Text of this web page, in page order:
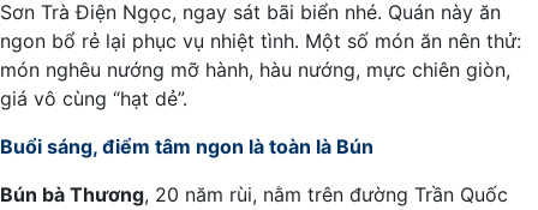
Sơn Trà Điện Ngọc, ngay sát bãi biển nhé. Quán này ăn
ngon bổ rẻ lại phục vụ nhiệt tình. Một số món ăn nên thử:
món nghêu nướng mỡ hành, hàu nướng, mực chiên giòn,
giá vô cùng “hạt dẻ”.
Buổi sáng, điểm tâm ngon là toàn là Bún
Bún bà Thương, 20 năm rùi, nằm trên đường Trần Quốc